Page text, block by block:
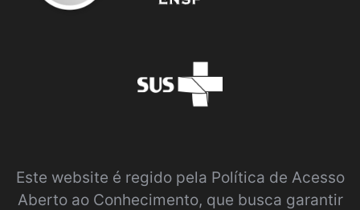
Este website é regido pela Política de Acesso
Aberto ao Conhecimento, que busca garantir